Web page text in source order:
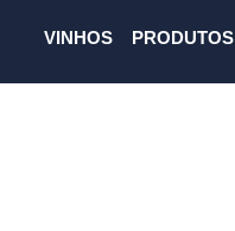
VINHOS PRODUTOS